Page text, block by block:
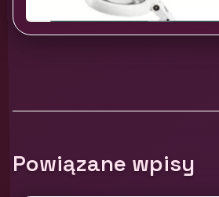
Powiązane wpisy